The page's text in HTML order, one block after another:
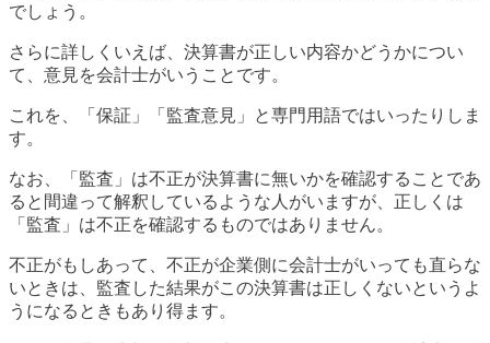
でしょう。
さらに詳しくいえば、決算書が正しい内容かどうかについ
て、意見を会計士がいうことです。
これを、「保証」「監査意見」と専門用語ではいったりしま
す。
なお、「監査」は不正が決算書に無いかを確認することであ
ると間違って解釈しているような人がいますが、正しくは
「監査」は不正を確認するものではありません。
不正がもしあって、不正が企業側に会計士がいっても直らな
いときは、監査した結果がこの決算書は正しくないというよ
うになるときもあり得ます。